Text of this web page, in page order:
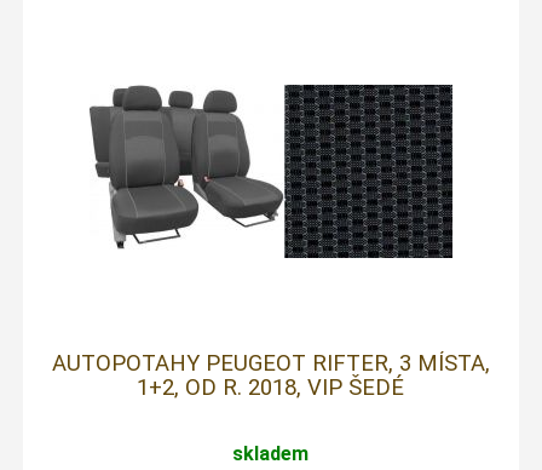
AUTOPOTAHY PEUGEOT RIFTER, 3 MÍSTA,
1+2, OD R. 2018, VIP ŠEDÉ
skladem